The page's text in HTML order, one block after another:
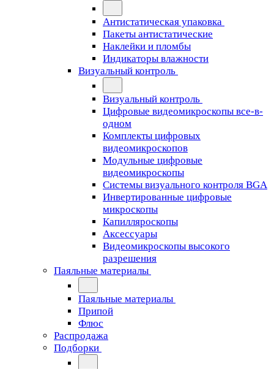
Антистатическая упаковка
Пакеты антистатические
Наклейки и пломбы
Индикаторы влажности
Визуальный контроль
Визуальный контроль
Цифровые видеомикроскопы все-в-
одном
Комплекты цифровых
видеомикроскопов
Модульные цифровые
видеомикроскопы
Cистемы визуального контроля BGA
Инвертированные цифровые
микроскопы
Капилляроскопы
Аксессуары
Видеомикроскопы высокого
разрешения
Паяльные материалы
Паяльные материалы
Припой
Флюс
Распродажа
Подборки